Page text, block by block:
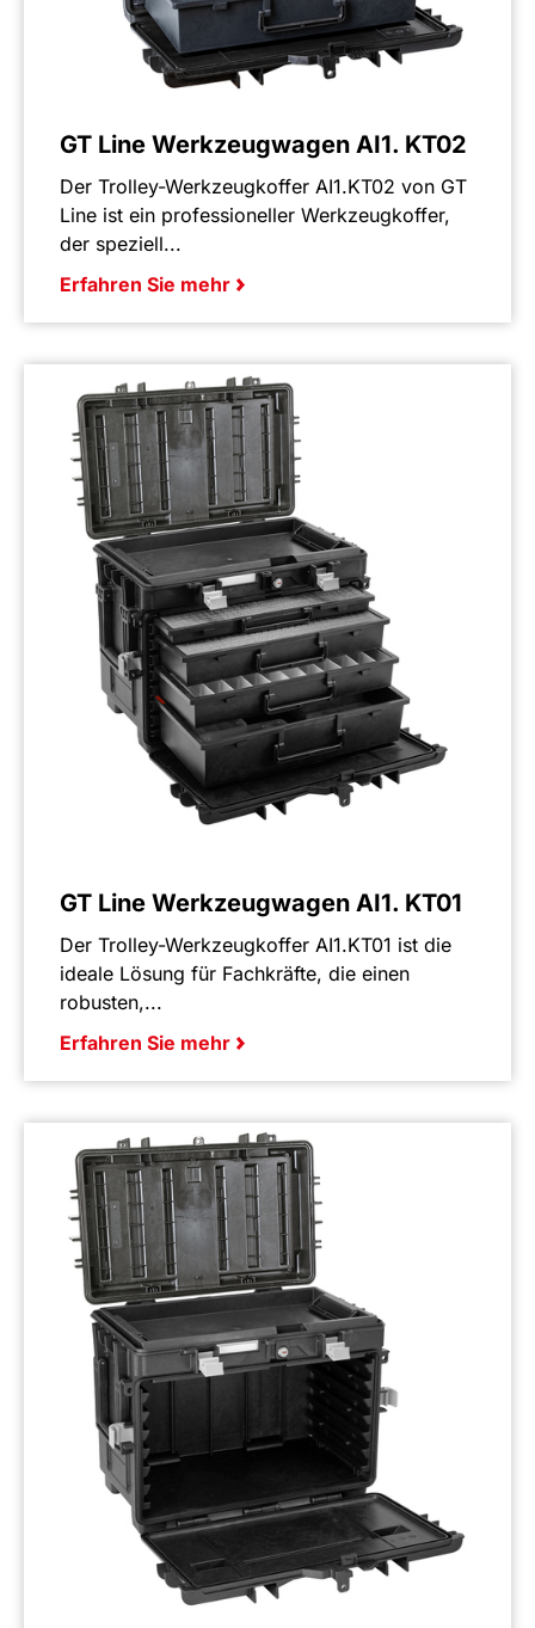
GT Line Werkzeugwagen AI1. KT02
Der Trolley-Werkzeugkoffer AI1.KT02 von GT
Line ist ein professioneller Werkzeugkoffer,
der speziell...
Erfahren Sie mehr
GT Line Werkzeugwagen AI1. KT01
Der Trolley-Werkzeugkoffer AI1.KT01 ist die
ideale Lösung für Fachkräfte, die einen
robusten,...
Erfahren Sie mehr